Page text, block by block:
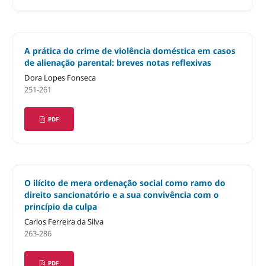
A prática do crime de violência doméstica em casos
de alienação parental: breves notas reflexivas
Dora Lopes Fonseca
251-261
PDF
O ilícito de mera ordenação social como ramo do
direito sancionatório e a sua convivência com o
princípio da culpa
Carlos Ferreira da Silva
263-286
PDF